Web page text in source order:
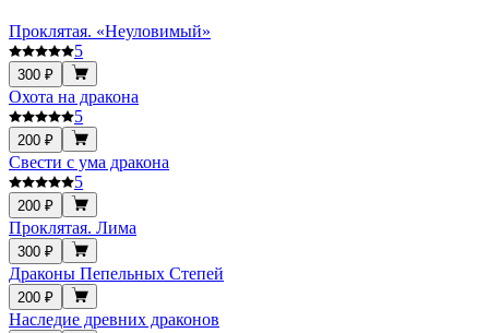
Проклятая. «Неуловимый»
5
300 ₽
Охота на дракона
5
200 ₽
Свести с ума дракона
5
200 ₽
Проклятая. Лима
300 ₽
Драконы Пепельных Степей
200 ₽
Наследие древних драконов